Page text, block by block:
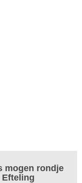
mogen rondje